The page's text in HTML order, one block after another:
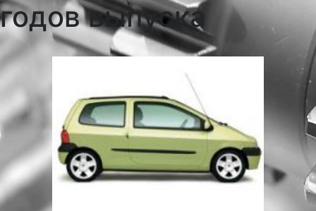
годов выпуска